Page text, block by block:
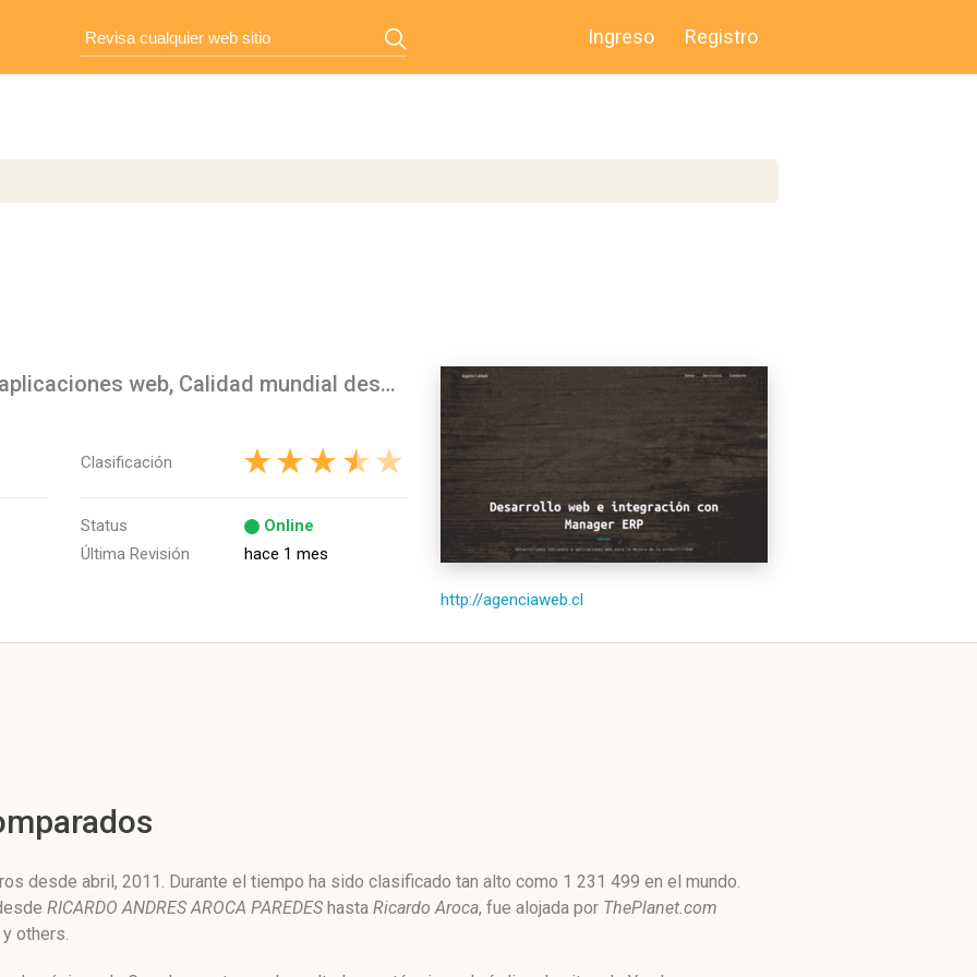
Ingreso Registro
Agencia Web, desarrollo de aplicaciones web, Calidad mundial desde Puerto Montt, Chile
Clasificación
Status
Online
Última Revisión
hace 1 mes
http://agenciaweb.cl
desde abril, 2011. Durante el tiempo ha sido clasificado tan alto como 1 231 499 en el mundo.
RICARDO ANDRES AROCA PAREDES hasta Ricardo Aroca, fue alojada por ThePlanet.com
y others.